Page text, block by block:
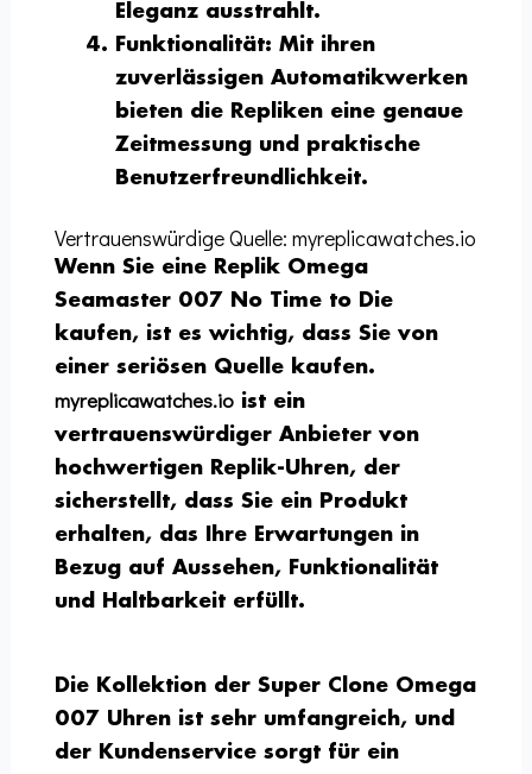
Eleganz ausstrahlt.
Funktionalität: Mit ihren
zuverlässigen Automatikwerken
bieten die Repliken eine genaue
Zeitmessung und praktische
Benutzerfreundlichkeit.
Vertrauenswürdige Quelle: myreplicawatches.io
Wenn Sie eine Replik Omega
Seamaster 007 No Time to Die
kaufen, ist es wichtig, dass Sie von
einer seriösen Quelle kaufen.
myreplicawatches.io ist ein
vertrauenswürdiger Anbieter von
hochwertigen Replik-Uhren, der
sicherstellt, dass Sie ein Produkt
erhalten, das Ihre Erwartungen in
Bezug auf Aussehen, Funktionalität
und Haltbarkeit erfüllt.
Die Kollektion der Super Clone Omega
007 Uhren ist sehr umfangreich, und
der Kundenservice sorgt für ein